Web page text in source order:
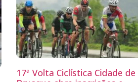
17ª Volta Ciclística Cidade de